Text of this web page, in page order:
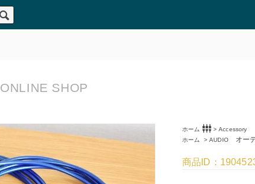
ONLINE SHOP
ホーム >
settings_input_component Accessory
ホーム >AUDIOオーデ
商品ID：